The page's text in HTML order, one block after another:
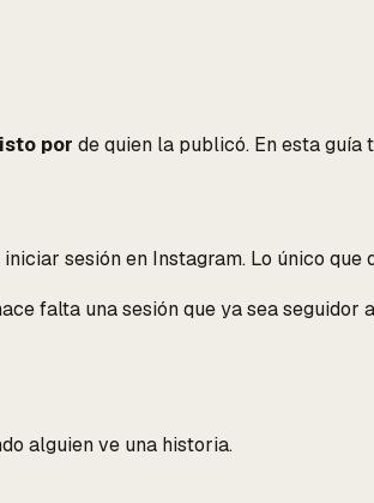
por de quien la publicó. En esta guía
sesión en Instagram. Lo único
falta una sesión que ya sea seguidor
alguien ve una historia.